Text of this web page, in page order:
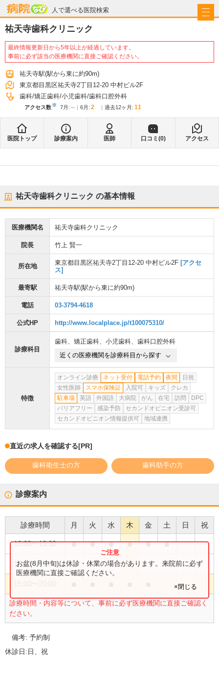
人で選べる医院検索
病院なび
祐天寺歯科クリニック
最終情報更新日から5年以上が経過しています。
事前に必ず該当の医療機関に直接ご確認ください。
祐天寺駅(駅から東に約90m)
東京都目黒区祐天寺2丁目12-20 中村ビル2F
歯科 矯正歯科 小児歯科 歯科口腔外科
アクセス数※ 7月 : -- 6月 : 2 過去12ヶ月: 11
医院トップ 診療案内 医師 口コミ(0) アクセス
祐天寺歯科クリニック の基本情報
医療機関名 祐天寺歯科クリニック
院長 竹上 賢一
所在地 東京都目黒区祐天寺2丁目12-20 中村ビル2F [アクセ
ス]
最寄駅 祐天寺駅(駅から東に約90m)
電話 03-3794-4618
公式HP http://www.localplace.jp/t100075310/
診療科目
歯科、 矯正歯科、 小児歯科、 歯科口腔外科
近くの医療機関を診療科目から探す
特徴
オンライン診療 ネット受付 電話予約 夜間
日祝
女性医師
スマホ保険証 入院可 キッズ
クレカ
駐車場
英語 外国語 大病院 がん 在宅 訪問
DPC
バリアフリー
感染予防
セカンドオピニオン受診可
セカンドオピニオン情報提供可
地域連携
直近の求人を確認する[PR]
歯科衛生士の方 歯科助手の方
診療案内
診療時間 月 火 水 木 金 土 日 祝
10:00〜13:30 ● ● ● ● ● ●
15:00〜19:00 ●
診療時間・内容等について、事前に必ず医療機関に直接ご確認く
ださい。
お盆(8月中旬)は休診・休業の場合があります。来院前に必ず
医療機関に直接ご確認ください。
×閉じる
備考:予約制
休診日:日、祝